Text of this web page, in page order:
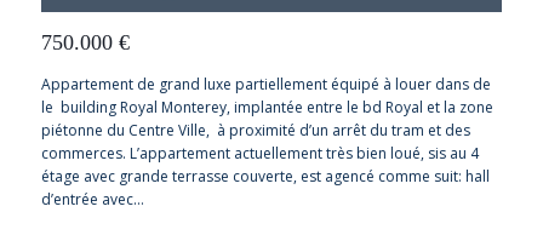
750.000€
Appartement de grand luxe partiellement équipé à louer dans de
le building Royal Monterey, implantée entre le bd Royal et la zone
piétonne du Centre Ville, à proximité d’un arrêt du tram et des
commerces. L’appartement actuellement très bien loué, sis au 4
étage avec grande terrasse couverte, est agencé comme suit: hall
d’entrée avec…